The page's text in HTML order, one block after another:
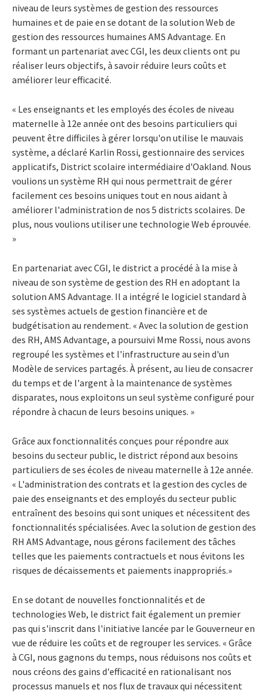
niveau de leurs systèmes de gestion des ressources
humaines et de paie en se dotant de la solution Web de
gestion des ressources humaines AMS Advantage. En
formant un partenariat avec CGI, les deux clients ont pu
réaliser leurs objectifs, à savoir réduire leurs coûts et
améliorer leur efficacité.
« Les enseignants et les employés des écoles de niveau
maternelle à 12e année ont des besoins particuliers qui
peuvent être difficiles à gérer lorsqu'on utilise le mauvais
système, a déclaré Karlin Rossi, gestionnaire des services
applicatifs, District scolaire intermédiaire d'Oakland. Nous
voulions un système RH qui nous permettrait de gérer
facilement ces besoins uniques tout en nous aidant à
améliorer l'administration de nos 5 districts scolaires. De
plus, nous voulions utiliser une technologie Web éprouvée.
»
En partenariat avec CGI, le district a procédé à la mise à
niveau de son système de gestion des RH en adoptant la
solution AMS Advantage. Il a intégré le logiciel standard à
ses systèmes actuels de gestion financière et de
budgétisation au rendement. « Avec la solution de gestion
des RH, AMS Advantage, a poursuivi Mme Rossi, nous avons
regroupé les systèmes et l'infrastructure au sein d'un
Modèle de services partagés. À présent, au lieu de consacrer
du temps et de l'argent à la maintenance de systèmes
disparates, nous exploitons un seul système configuré pour
répondre à chacun de leurs besoins uniques. »
Grâce aux fonctionnalités conçues pour répondre aux
besoins du secteur public, le district répond aux besoins
particuliers de ses écoles de niveau maternelle à 12e année.
« L'administration des contrats et la gestion des cycles de
paie des enseignants et des employés du secteur public
entraînent des besoins qui sont uniques et nécessitent des
fonctionnalités spécialisées. Avec la solution de gestion des
RH AMS Advantage, nous gérons facilement des tâches
telles que les paiements contractuels et nous évitons les
risques de décaissements et paiements inappropriés.»
En se dotant de nouvelles fonctionnalités et de
technologies Web, le district fait également un premier
pas qui s'inscrit dans l'initiative lancée par le Gouverneur en
vue de réduire les coûts et de regrouper les services. « Grâce
à CGI, nous gagnons du temps, nous réduisons nos coûts et
nous créons des gains d'efficacité en rationalisant nos
processus manuels et nos flux de travaux qui nécessitent